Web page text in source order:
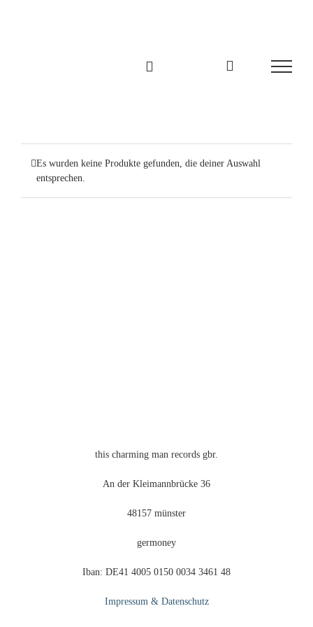
Es wurden keine Produkte gefunden, die deiner Auswahl
entsprechen.
this charming man records gbr.
An der Kleimannbrücke 36
48157 münster
germoney
Iban: DE41 4005 0150 0034 3461 48
Impressum & Datenschutz